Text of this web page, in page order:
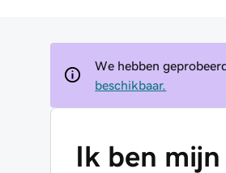
We hebben
beschikbaar.
Ik ben